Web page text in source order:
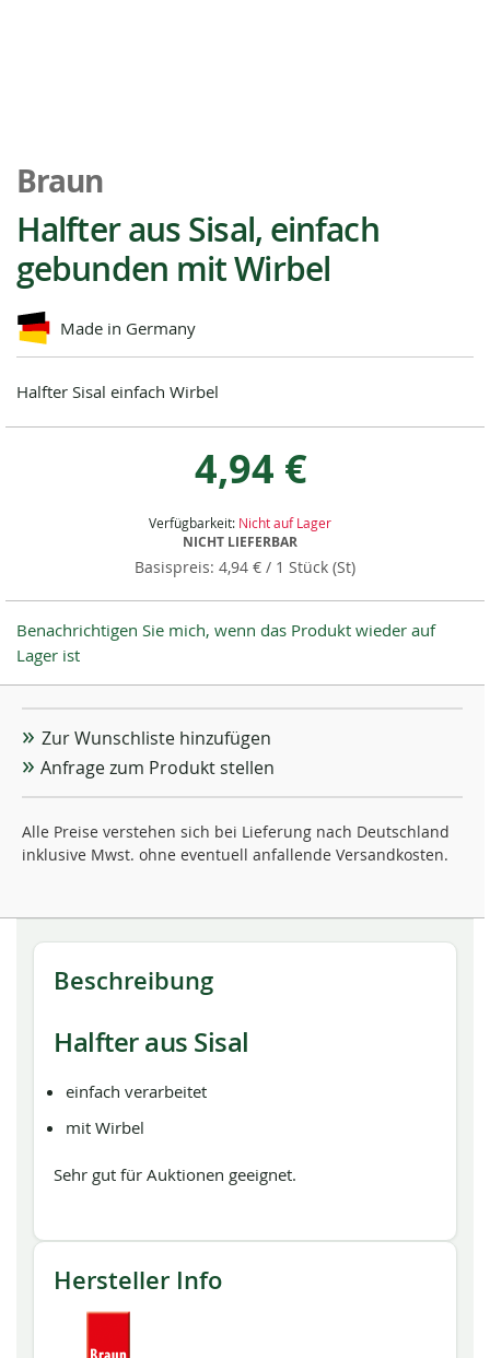
Anfang
der
Bildgalerie
springen
Braun
Halfter aus Sisal, einfach
gebunden mit Wirbel
Made in Germany
Halfter Sisal einfach Wirbel
4,94 €
4,94 € / 1 Stück (St)
Verfügbarkeit: Nicht auf Lager
NICHT LIEFERBAR
Benachrichtigen Sie mich, wenn das Produkt wieder auf
Lager ist
Zur Wunschliste hinzufügen
Anfrage zum Produkt stellen
Alle Preise verstehen sich bei Lieferung nach Deutschland
inklusive Mwst. ohne eventuell anfallende Versandkosten.
Beschreibung
Halfter aus Sisal
einfach verarbeitet
mit Wirbel
Sehr gut für Auktionen geeignet.
Hersteller Info